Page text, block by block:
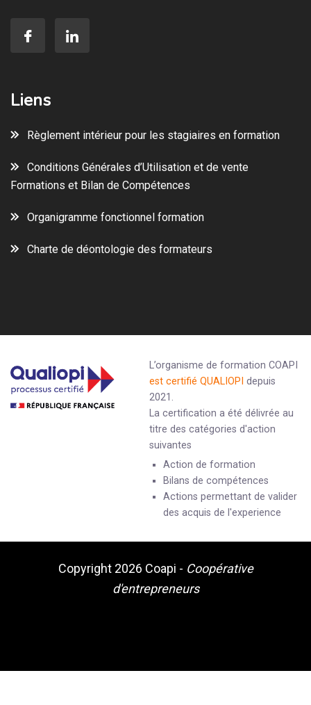
Liens
Règlement intérieur pour les stagiaires en formation
Conditions Générales d’Utilisation et de vente
Formations et Bilan de Compétences
Organigramme fonctionnel formation
Charte de déontologie des formateurs
L’organisme de formation COAPI
est certifié QUALIOPI depuis
2021.
La certification a été délivrée au
titre des catégories d'action
suivantes
Action de formation
Bilans de compétences
Actions permettant de valider
des acquis de l'experience
Copyright 2026 Coapi - Coopérative
d'entrepreneurs